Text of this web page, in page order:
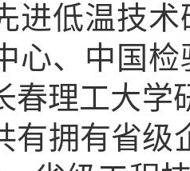
进低温技
心、中国
春理工大学
有拥有省级